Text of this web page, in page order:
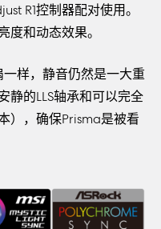
R1控制器配对使用。
度和动态效果。
样，静音仍然是一大重
静的LLS轴承和可以完全
），确保Prisma是被看